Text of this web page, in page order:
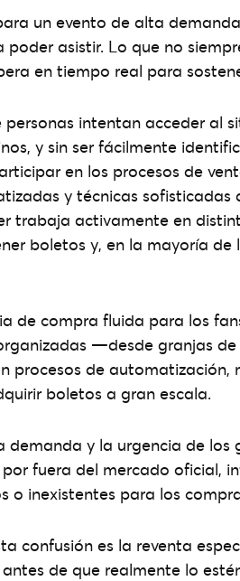
un evento de alta
asistir. Lo que no
en tiempo real para
personas intentan acceder al
y sin ser fácilmente
en los procesos de
y técnicas
trabaja activamente en
boletos y, en la mayoría de
de compra fluida para los
—desde granjas
procesos de automatización,
boletos a gran escala.
y la urgencia de los
fuera del mercado oficial,
o inexistentes para los
confusión es la reventa
de que realmente lo